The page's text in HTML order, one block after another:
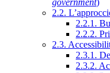
government)
2.2.
2.2.1.
2.2.2.
2.3.
2.3.1.
2.3.2.